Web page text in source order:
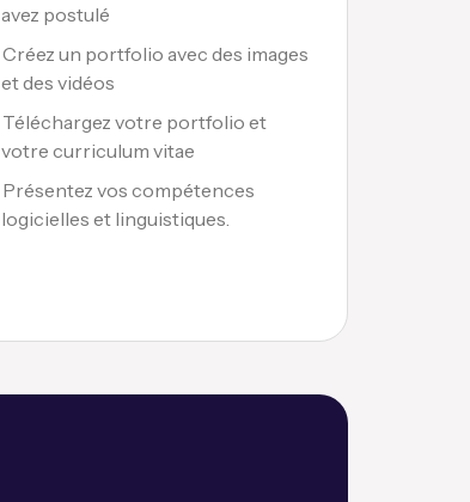
avez postulé
Créez un portfolio avec des images
et des vidéos
Téléchargez votre portfolio et
votre curriculum vitae
Présentez vos compétences
logicielles et linguistiques.